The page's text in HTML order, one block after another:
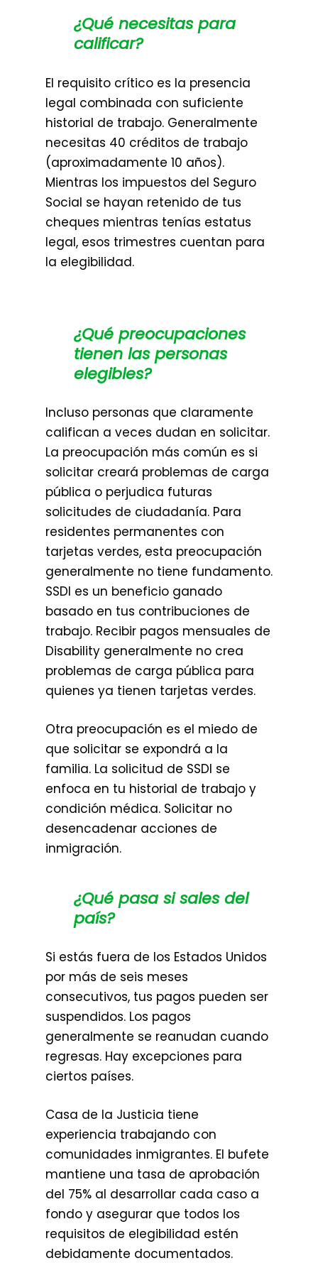
¿Qué necesitas para
calificar?
El requisito crítico es la presencia
legal combinada con suficiente
historial de trabajo. Generalmente
necesitas 40 créditos de trabajo
(aproximadamente 10 años).
Mientras los impuestos del Seguro
Social se hayan retenido de tus
cheques mientras tenías estatus
legal, esos trimestres cuentan para
la elegibilidad.
¿Qué preocupaciones
tienen las personas
elegibles?
Incluso personas que claramente
califican a veces dudan en solicitar.
La preocupación más común es si
solicitar creará problemas de carga
pública o perjudica futuras
solicitudes de ciudadanía. Para
residentes permanentes con
tarjetas verdes, esta preocupación
generalmente no tiene fundamento.
SSDI es un beneficio ganado
basado en tus contribuciones de
trabajo. Recibir pagos mensuales de
Disability generalmente no crea
problemas de carga pública para
quienes ya tienen tarjetas verdes.
Otra preocupación es el miedo de
que solicitar se expondrá a la
familia. La solicitud de SSDI se
enfoca en tu historial de trabajo y
condición médica. Solicitar no
desencadenar acciones de
inmigración.
¿Qué pasa si sales del
país?
Si estás fuera de los Estados Unidos
por más de seis meses
consecutivos, tus pagos pueden ser
suspendidos. Los pagos
generalmente se reanudan cuando
regresas. Hay excepciones para
ciertos países.
Casa de la Justicia tiene
experiencia trabajando con
comunidades inmigrantes. El bufete
mantiene una tasa de aprobación
del 75% al desarrollar cada caso a
fondo y asegurar que todos los
requisitos de elegibilidad estén
debidamente documentados.